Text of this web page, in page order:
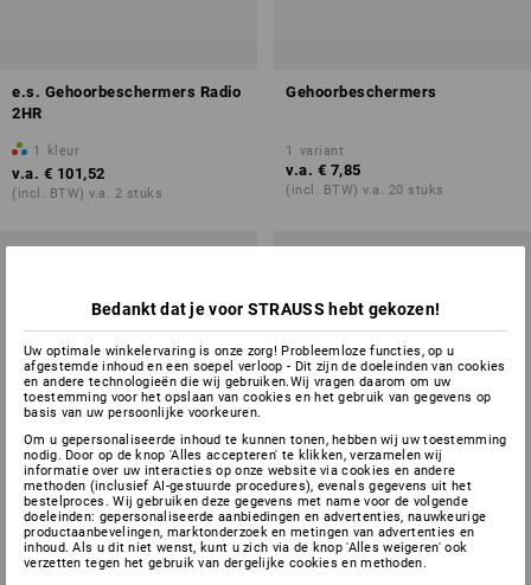
e.s. Gehoorbeschermers Radio
2HR
1 kleur
v.a. € 101,52
(incl. BTW) v.a. 2 stuks
Gehoorbeschermers
1 variant
v.a. € 7,85
(incl. BTW) v.a. 20 stuks
Bedankt dat je voor STRAUSS hebt gekozen!
Uw optimale winkelervaring is onze zorg! Probleemloze functies, op u
afgestemde inhoud en een soepel verloop - Dit zijn de doeleinden van cookies
en andere technologieën die wij gebruiken.Wij vragen daarom om uw
toestemming voor het opslaan van cookies en het gebruik van gegevens op
basis van uw persoonlijke voorkeuren.
Om u gepersonaliseerde inhoud te kunnen tonen, hebben wij uw toestemming
nodig. Door op de knop 'Alles accepteren' te klikken, verzamelen wij
informatie over uw interacties op onze website via cookies en andere
methoden (inclusief AI-gestuurde procedures), evenals gegevens uit het
bestelproces. Wij gebruiken deze gegevens met name voor de volgende
doeleinden: gepersonaliseerde aanbiedingen en advertenties, nauwkeurige
productaanbevelingen, marktonderzoek en metingen van advertenties en
inhoud. Als u dit niet wenst, kunt u zich via de knop 'Alles weigeren' ook
verzetten tegen het gebruik van dergelijke cookies en methoden.